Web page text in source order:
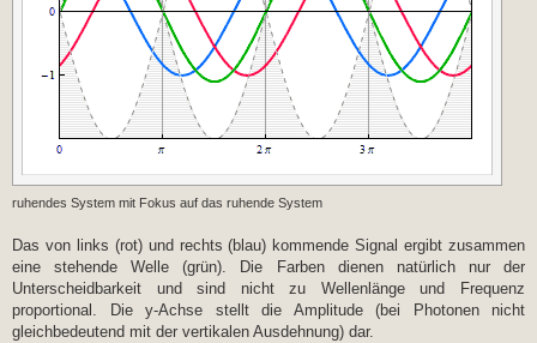
ruhendes System mit Fokus auf das ruhende System
Das von links (rot) und rechts (blau) kommende Signal ergibt zusammen
eine stehende Welle (grün). Die Farben dienen natürlich nur der
Unterscheidbarkeit und sind nicht zu Wellenlänge und Frequenz
proportional. Die y-Achse stellt die Amplitude (bei Photonen nicht
gleichbedeutend mit der vertikalen Ausdehnung) dar.